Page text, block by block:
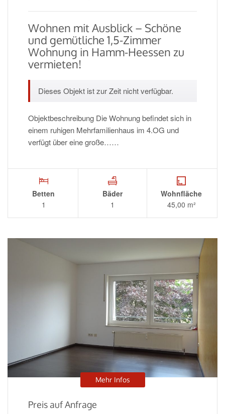
Wohnen mit Ausblick – Schöne
und gemütliche 1,5-Zimmer
Wohnung in Hamm-Heessen zu
vermieten!
Dieses Objekt ist zur Zeit nicht verfügbar.
Objektbeschreibung Die Wohnung befindet sich in
einem ruhigen Mehrfamilienhaus im 4.OG und
verfügt über eine große……
Betten
1
Bäder
1
Wohnfläche
45,00 m²
Mehr Infos
Preis auf Anfrage